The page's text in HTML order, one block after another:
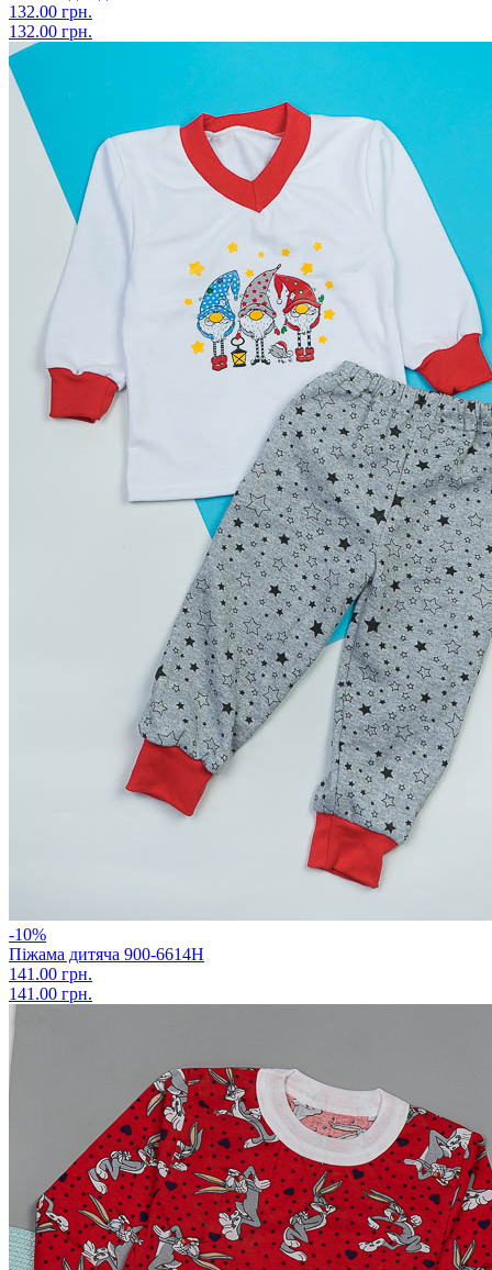
132.00 грн.
132.00 грн.
-10%
Піжама дитяча 900-6614Н
141.00 грн.
141.00 грн.